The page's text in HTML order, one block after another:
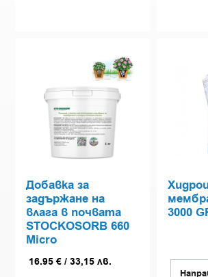
Добавка за
задържане на
влага в почвата
STOCKOSORB 660
Micro
16.95 € / 33,15 лв.
3000